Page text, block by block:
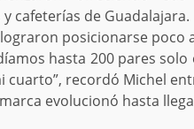
cafeterías de Guadalajara.
posicionarse poco
hasta 200 pares
recordó Michel
evolucionó hasta